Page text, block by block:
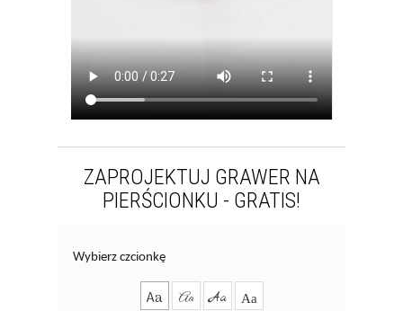
ZAPROJEKTUJ GRAWER NA
PIERŚCIONKU - GRATIS!
Wybierz czcionkę
Aa
Aa
Aa
Aa